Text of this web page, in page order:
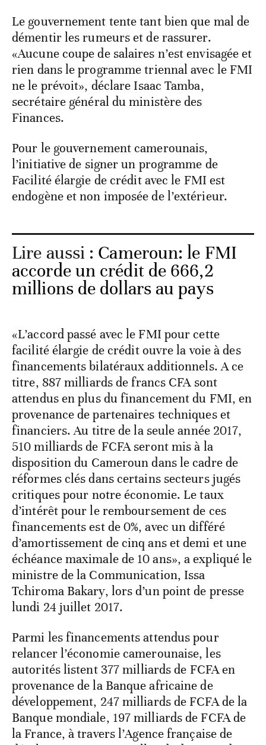
Le gouvernement tente tant bien que mal de
démentir les rumeurs et de rassurer.
«Aucune coupe de salaires n’est envisagée et
rien dans le programme triennal avec le FMI
ne le prévoit», déclare Isaac Tamba,
secrétaire général du ministère des
Finances.
Pour le gouvernement camerounais,
l’initiative de signer un programme de
Facilité élargie de crédit avec le FMI est
endogène et non imposée de l’extérieur.
Lire aussi : Cameroun: le FMI
accorde un crédit de 666,2
millions de dollars au pays
«L’accord passé avec le FMI pour cette
facilité élargie de crédit ouvre la voie à des
financements bilatéraux additionnels. A ce
titre, 887 milliards de francs CFA sont
attendus en plus du financement du FMI, en
provenance de partenaires techniques et
financiers. Au titre de la seule année 2017,
510 milliards de FCFA seront mis à la
disposition du Cameroun dans le cadre de
réformes clés dans certains secteurs jugés
critiques pour notre économie. Le taux
d’intérêt pour le remboursement de ces
financements est de 0%, avec un différé
d’amortissement de cinq ans et demi et une
échéance maximale de 10 ans», a expliqué le
ministre de la Communication, Issa
Tchiroma Bakary, lors d’un point de presse
lundi 24 juillet 2017.
Parmi les financements attendus pour
relancer l’économie camerounaise, les
autorités listent 377 milliards de FCFA en
provenance de la Banque africaine de
développement, 247 milliards de FCFA de la
Banque mondiale, 197 milliards de FCFA de
la France, à travers l’Agence française de